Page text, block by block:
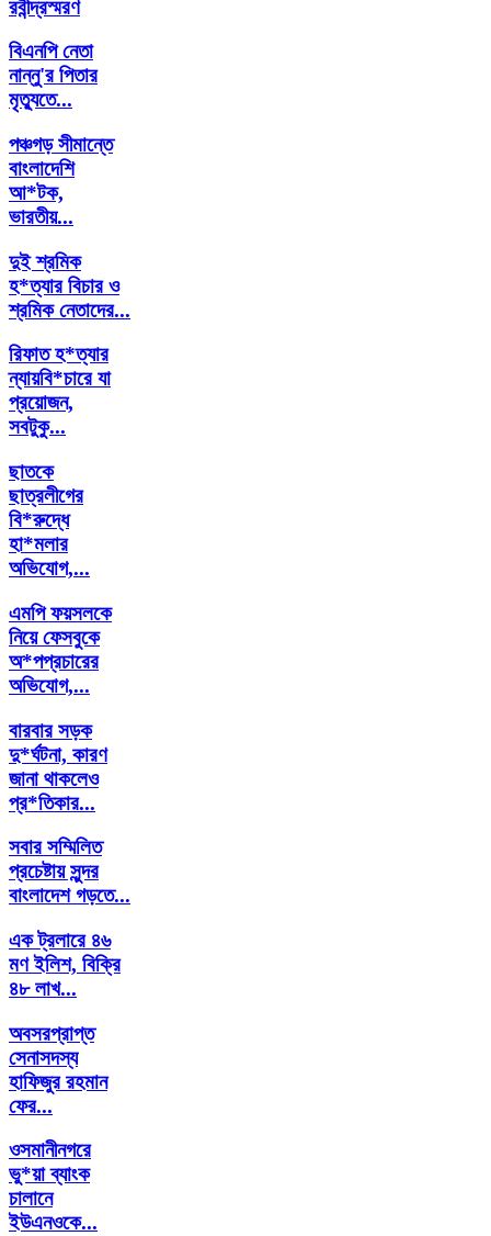
রবীন্দ্রস্মরণ
বিএনপি নেতা
নান্নু'র পিতার
মৃত্যুতে...
পঞ্চগড় সীমান্তে
বাংলাদেশি
আ*টক,
ভারতীয়...
দুই শ্রমিক
হ*ত্যার বিচার ও
শ্রমিক নেতাদের...
রিফাত হ*ত্যার
ন্যায়বি*চারে যা
প্রয়োজন,
সবটুকু...
ছাতকে
ছাত্রলীগের
বি*রুদ্ধে
হা*মলার
অভিযোগ,...
এমপি ফয়সলকে
নিয়ে ফেসবুকে
অ*পপ্রচারের
অভিযোগ,...
বারবার সড়ক
দু*র্ঘটনা, কারণ
জানা থাকলেও
প্র*তিকার...
সবার সম্মিলিত
প্রচেষ্টায় সুন্দর
বাংলাদেশ গড়তে...
এক ট্রলারে ৪৬
মণ ইলিশ, বিক্রি
৪৮ লাখ...
অবসরপ্রাপ্ত
সেনাসদস্য
হাফিজুর রহমান
ফের...
ওসমানীনগরে
ভু*য়া ব্যাংক
চালানে
ইউএনওকে...